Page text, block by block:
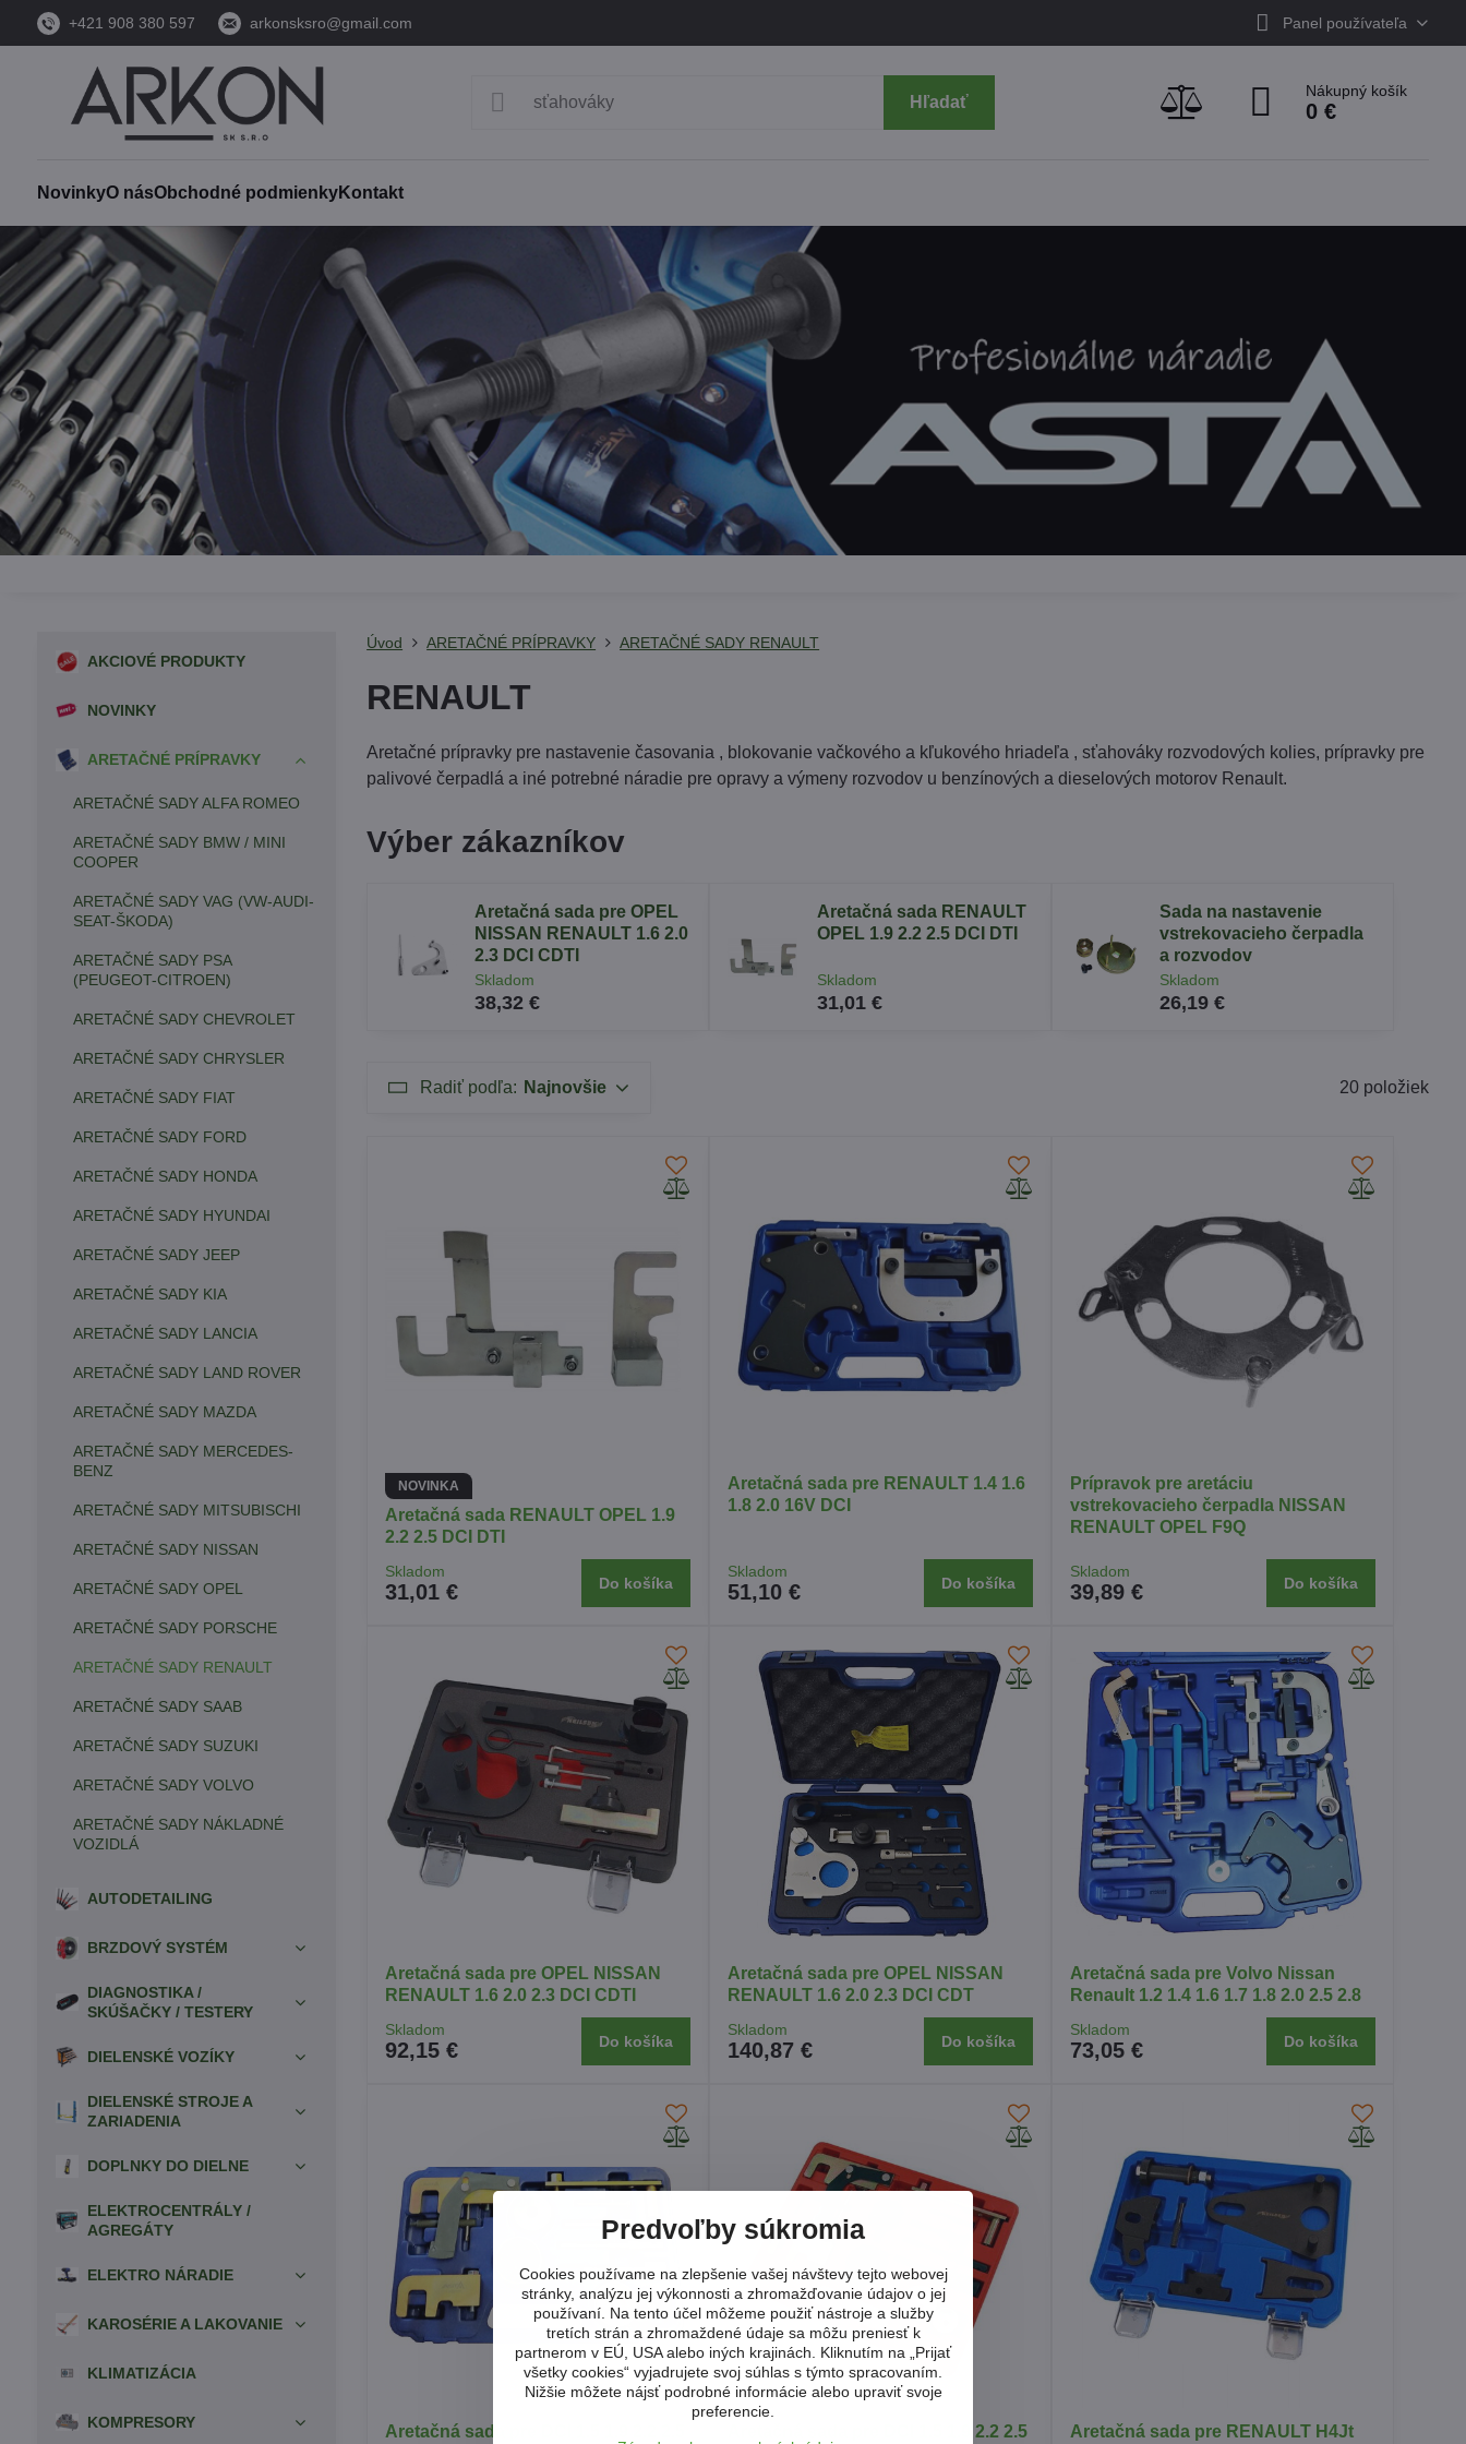
+421 908 380 597 arkonsksro@gmail.com Panel používateľa
Hľadať
Nákupný košík
0 €
NovinkyO násObchodné podmienkyKontakt
Úvod ARETAČNÉ PRÍPRAVKY ARETAČNÉ SADY RENAULT
RENAULT
Aretačné prípravky pre nastavenie časovania , blokovanie vačkového a kľukového hriadeľa , sťahováky rozvodových kolies, prípravky pre
palivové čerpadlá a iné potrebné náradie pre opravy a výmeny rozvodov u benzínových a dieselových motorov Renault.
Výber zákazníkov
Aretačná sada pre OPEL
NISSAN RENAULT 1.6 2.0
2.3 DCI CDTI
Skladom
38,32 €
Aretačná sada RENAULT
OPEL 1.9 2.2 2.5 DCI DTI
Skladom
31,01 €
Sada na nastavenie
vstrekovacieho čerpadla
a rozvodov
Skladom
26,19 €
Radiť podľa: Najnovšie 20 položiek
NOVINKA
Aretačná sada RENAULT OPEL 1.9
2.2 2.5 DCI DTI
Skladom
31,01 € Do košíka
Aretačná sada pre RENAULT 1.4 1.6
1.8 2.0 16V DCI
Skladom
51,10 € Do košíka
Prípravok pre aretáciu
vstrekovacieho čerpadla NISSAN
RENAULT OPEL F9Q
Skladom
39,89 € Do košíka
Aretačná sada pre OPEL NISSAN
RENAULT 1.6 2.0 2.3 DCI CDTI
Skladom
92,15 € Do košíka
Aretačná sada pre OPEL NISSAN
RENAULT 1.6 2.0 2.3 DCI CDT
Skladom
140,87 € Do košíka
Aretačná sada pre Volvo Nissan
Renault 1.2 1.4 1.6 1.7 1.8 2.0 2.5 2.8
Skladom
73,05 € Do košíka
Aretačná sada pre DCI 1.5 1.9 2.2 2.5
Aretačná sada pre DCI 1.5 1.9 2.2 2.5
Aretačná sada pre RENAULT H4Jt
AKCIOVÉ PRODUKTY
NOVINKY
ARETAČNÉ PRÍPRAVKY
ARETAČNÉ SADY ALFA ROMEO
ARETAČNÉ SADY BMW / MINI
COOPER
ARETAČNÉ SADY VAG (VW-AUDI-
SEAT-ŠKODA)
ARETAČNÉ SADY PSA
(PEUGEOT-CITROEN)
ARETAČNÉ SADY CHEVROLET
ARETAČNÉ SADY CHRYSLER
ARETAČNÉ SADY FIAT
ARETAČNÉ SADY FORD
ARETAČNÉ SADY HONDA
ARETAČNÉ SADY HYUNDAI
ARETAČNÉ SADY JEEP
ARETAČNÉ SADY KIA
ARETAČNÉ SADY LANCIA
ARETAČNÉ SADY LAND ROVER
ARETAČNÉ SADY MAZDA
ARETAČNÉ SADY MERCEDES-
BENZ
ARETAČNÉ SADY MITSUBISCHI
ARETAČNÉ SADY NISSAN
ARETAČNÉ SADY OPEL
ARETAČNÉ SADY PORSCHE
ARETAČNÉ SADY RENAULT
ARETAČNÉ SADY SAAB
ARETAČNÉ SADY SUZUKI
ARETAČNÉ SADY VOLVO
ARETAČNÉ SADY NÁKLADNÉ
VOZIDLÁ
AUTODETAILING
BRZDOVÝ SYSTÉM
DIAGNOSTIKA /
SKÚŠAČKY / TESTERY
DIELENSKÉ VOZÍKY
DIELENSKÉ STROJE A
ZARIADENIA
DOPLNKY DO DIELNE
ELEKTROCENTRÁLY /
AGREGÁTY
ELEKTRO NÁRADIE
KAROSÉRIE A LAKOVANIE
KLIMATIZÁCIA
KOMPRESORY
Predvoľby súkromia
Cookies používame na zlepšenie vašej návštevy tejto webovej
stránky, analýzu jej výkonnosti a zhromažďovanie údajov o jej
používaní. Na tento účel môžeme použiť nástroje a služby
tretích strán a zhromaždené údaje sa môžu preniesť k
partnerom v EÚ, USA alebo iných krajinách. Kliknutím na „Prijať
všetky cookies“ vyjadrujete svoj súhlas s týmto spracovaním.
Nižšie môžete nájsť podrobné informácie alebo upraviť svoje
preferencie.